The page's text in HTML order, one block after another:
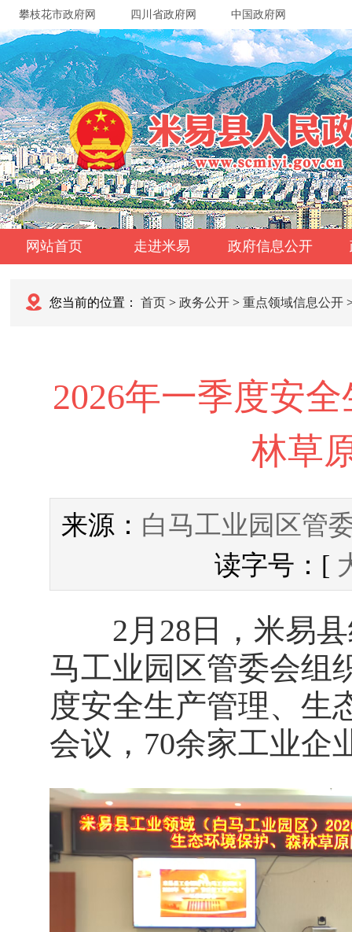
攀枝花市政府网 四川省政府网 中国政府网
网站首页 走进米易 政府信息公开
您当前的位置： 首页 > 政务公开 > 重点领域信息公开
2026年一季度安
林草
来源： 白马工业园区管
读字号：[
2月28日，米易县
马工业园区管委会组
度安全生产管理、生
会议，70余家工业企